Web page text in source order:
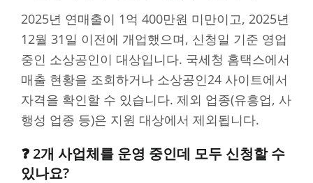
2025년 연매출이 1억 400만원 미만이고, 2025년
12월 31일 이전에 개업했으며, 신청일 기준 영업
중인 소상공인이 대상입니다. 국세청 홈택스에서
매출 현황을 조회하거나 소상공인24 사이트에서
자격을 확인할 수 있습니다. 제외 업종(유흥업, 사
행성 업종 등)은 지원 대상에서 제외됩니다.
❓ 2개 사업체를 운영 중인데 모두 신청할 수
있나요?